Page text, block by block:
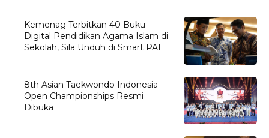
Kemenag Terbitkan 40 Buku
Digital Pendidikan Agama Islam di
Sekolah, Sila Unduh di Smart PAI
8th Asian Taekwondo Indonesia
Open Championships Resmi
Dibuka